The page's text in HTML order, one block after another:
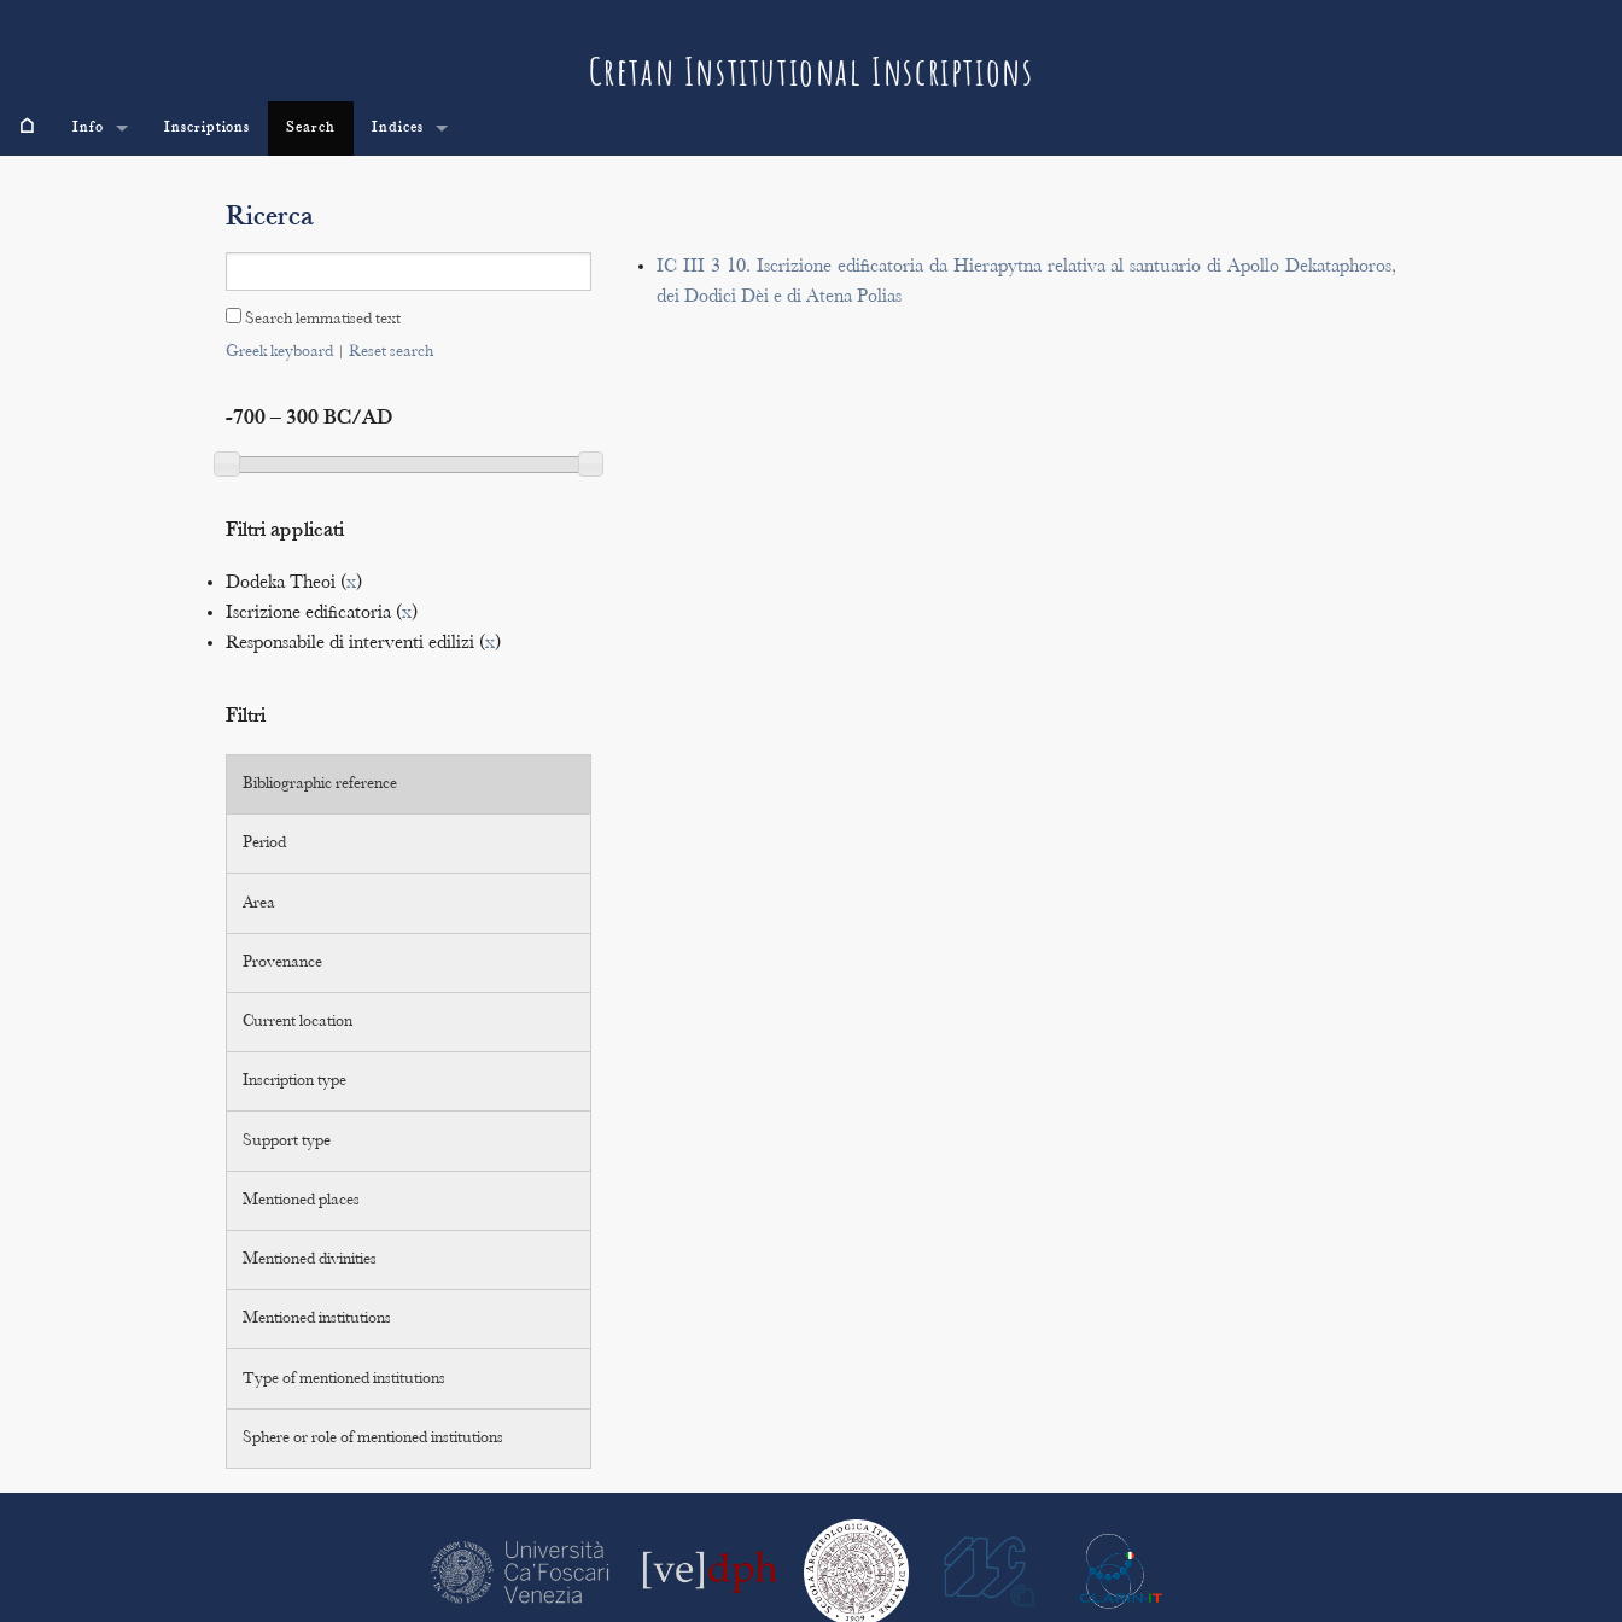
Cretan Institutional Inscriptions
⌂ Info Inscriptions Search Indices
Ricerca
Search lemmatised text
Greek keyboard| Reset search
-700 – 300 BC/AD
Filtri applicati
Dodeka Theoi (x)
Iscrizione edificatoria (x)
Responsabile di interventi edilizi (x)
Filtri
Bibliographic reference
Period
Area
Provenance
Current location
Inscription type
Support type
Mentioned places
Mentioned divinities
Mentioned institutions
Type of mentioned institutions
Sphere or role of mentioned institutions
IC III 3 10. Iscrizione edificatoria da Hierapytna relativa al santuario di Apollo Dekataphoros,
dei Dodici Dèi e di Atena Polias